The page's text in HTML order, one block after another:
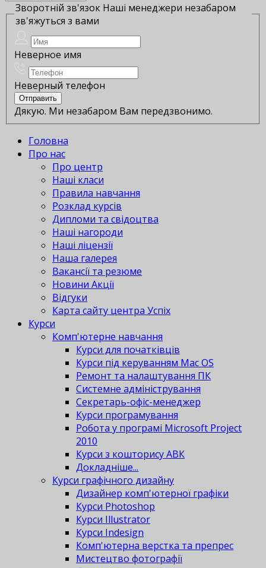
Зворотній зв'язок Наші менеджери незабаром
зв'яжуться з вами
Неверное имя
Неверный телефон
Дякую. Ми незабаром Вам передзвонимо.
Головна
Про нас
Про центр
Наші класи
Правила навчання
Розклад курсів
Дипломи та свідоцтва
Наші нагороди
Наші ліцензії
Наша галерея
Вакансії та резюме
Новини Акції
Відгуки
Карта сайту центра Успіх
Курси
Комп'ютерне навчання
Курси для початківців
Курси під керуванням Mac OS
Ремонт та налаштування ПК
Системне адміністрування
Секретарь-офіс-менеджер
Курси програмування
Робота у програмі Microsoft Project
2010
Курси з кошторису АВК
Докладніше...
Курси графічного дизайну
Дизайнер комп'ютерної графіки
Курси Photoshop
Курси Illustrator
Курси Indesign
Комп'ютерна верстка та препрес
Мистецтво фотографії